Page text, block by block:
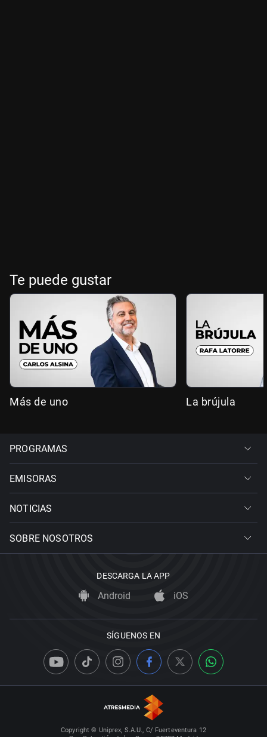
Te puede gustar
Más de uno La brújula
PROGRAMAS
EMISORAS
NOTICIAS
SOBRE NOSOTROS
DESCARGA LA APP
Android iOS
SÍGUENOS EN
Copyright © Uniprex, S.A.U., C/ Fuerteventura 12